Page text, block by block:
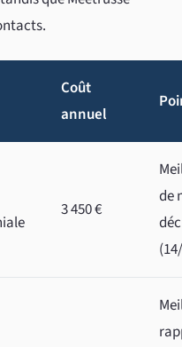
Coût
annuel
3 450 €
de